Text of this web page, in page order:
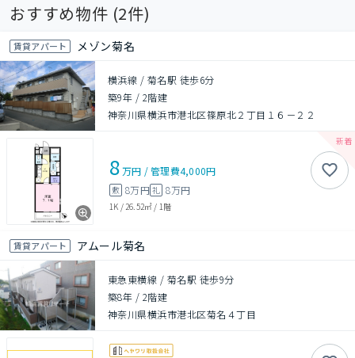
おすすめ物件 (2件)
賃貸アパート メゾン菊名
横浜線 / 菊名駅 徒歩6分
築9年 / 2階建
神奈川県横浜市港北区篠原北２丁目１６－２２
8万円 /管理費4,000円
敷 8万円礼 8万円
1K / 26.52㎡ / 1階
賃貸アパート アムール菊名
東急東横線 / 菊名駅 徒歩9分
築8年 / 2階建
神奈川県横浜市港北区菊名４丁目